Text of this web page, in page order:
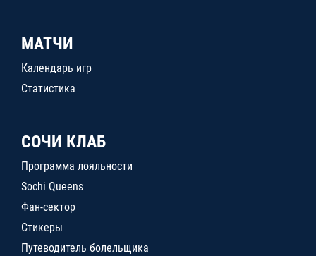
МАТЧИ
Календарь игр
Статистика
СОЧИ КЛАБ
Программа лояльности
Sochi Queens
Фан-сектор
Стикеры
Путеводитель болельщика